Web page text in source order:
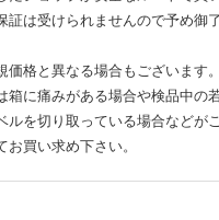
証は受けられませんので予め御
格と異なる場合もございます。
に痛みがある場合や検品中の
ルを切り取っている場合などが
買い求め下さい。